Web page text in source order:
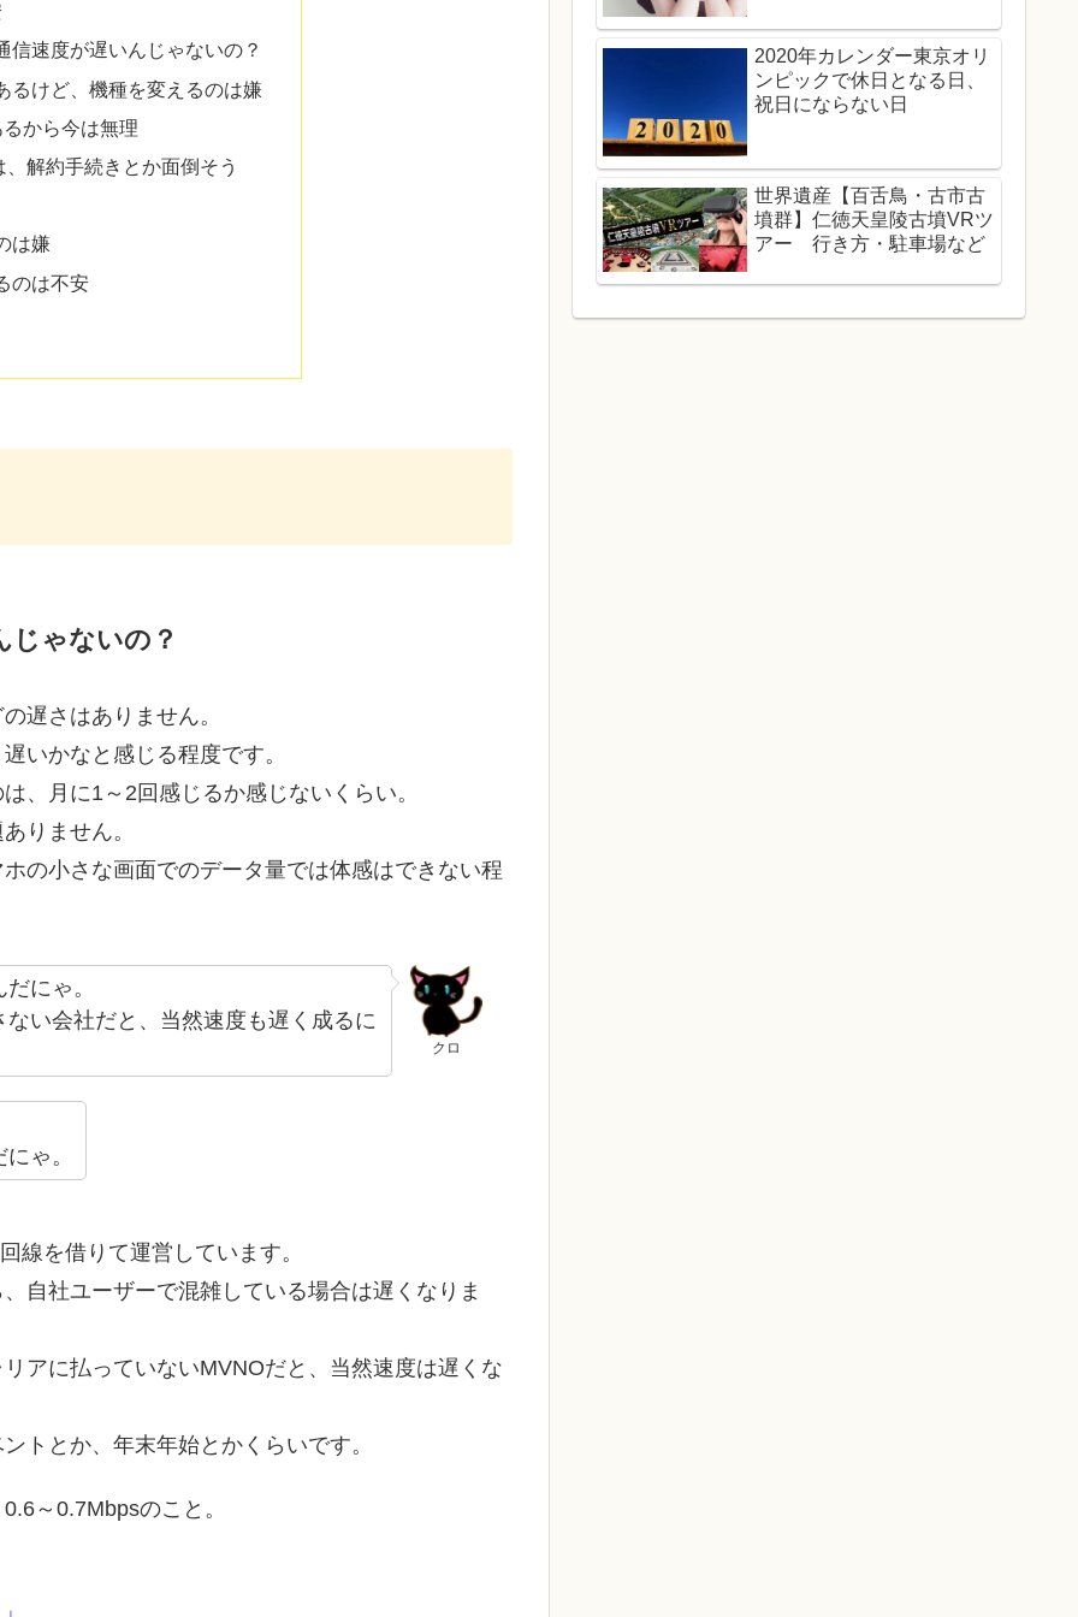
信速度が遅いんじゃないの？
るけど、機種を変えるのは嫌
から今は無理
解約手続きとか面倒そう
は嫌
のは不安
じゃないの？
遅さはありません。
いかなと感じる程度です。
、月に1～2回感じるか感じないくらい。
りません。
の小さな画面でのデータ量では体感はできない程
クロ
にゃ。
い会社だと、当然速度も遅く成るに
ゃ。
線を借りて運営しています。
自社ユーザーで混雑している場合は遅くなりま
アに払っていないMVNOだと、当然速度は遅くな
トとか、年末年始とかくらいです。
～0.7Mbpsのこと。
2020年カレンダー東京オリ
ンピックで休日となる日、
祝日にならない日
世界遺産【百舌鳥・古市古
墳群】仁徳天皇陵古墳VRツ
アー 行き方・駐車場など